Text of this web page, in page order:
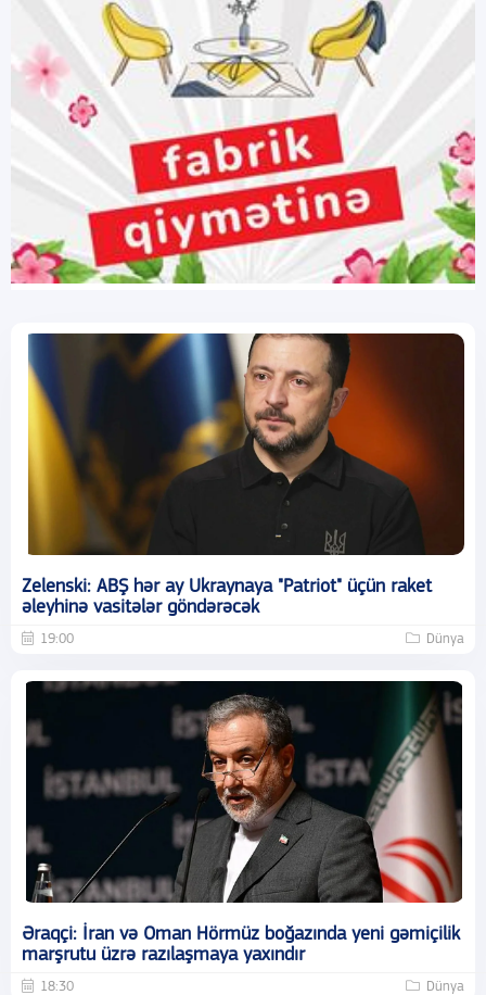
Zelenski: ABŞ hər ay Ukraynaya "Patriot" üçün raket
əleyhinə vasitələr göndərəcək
19:00 Dünya
Əraqçi: İran və Oman Hörmüz boğazında yeni gəmiçilik
marşrutu üzrə razılaşmaya yaxındır
18:30 Dünya